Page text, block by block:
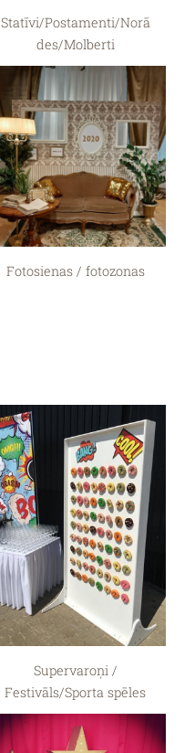
Statīvi/Postamenti/Norā
des/Molberti
Fotosienas / fotozonas
Supervaroņi /
Festivāls/Sporta spēles